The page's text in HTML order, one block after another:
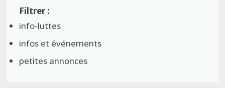
info-luttes
infos et événements
petites annonces